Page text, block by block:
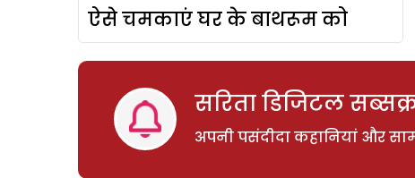
ऐसे चमकाएं घर के बाथरूम को
सरिता डिजिटल
अपनी पसंदीदा कहानियां और